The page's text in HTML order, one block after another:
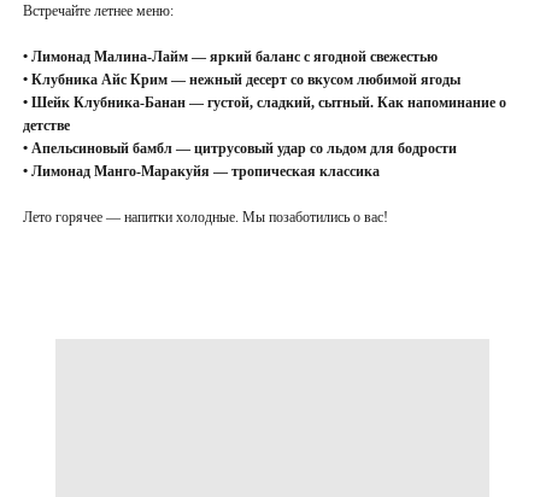
Встречайте летнее меню:
• Лимонад Малина-Лайм — яркий баланс с ягодной свежестью
• Клубника Айс Крим — нежный десерт со вкусом любимой ягоды
• Шейк Клубника-Банан — густой, сладкий, сытный. Как напоминание о
детстве
• Апельсиновый бамбл — цитрусовый удар со льдом для бодрости
• Лимонад Манго-Маракуйя — тропическая классика
Лето горячее — напитки холодные. Мы позаботились о вас!